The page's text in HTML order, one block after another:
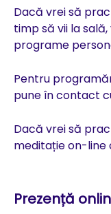
Dacă vrei să
timp să vii la
programe
Pentru
pune în contact
Dacă vrei să
meditație on-line
Prezență